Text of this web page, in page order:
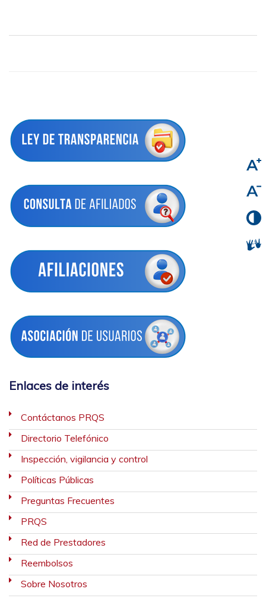
Enlaces de interés
Contáctanos PRQS
Directorio Telefónico
Inspección, vigilancia y control
Políticas Públicas
Preguntas Frecuentes
PRQS
Red de Prestadores
Reembolsos
Sobre Nosotros